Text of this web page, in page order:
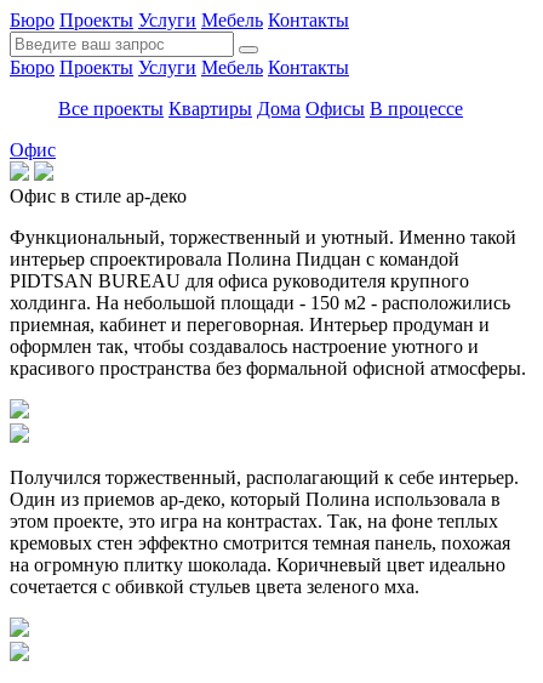
Бюро Проекты Услуги Мебель Контакты
Бюро Проекты Услуги Мебель Контакты
Все проекты Квартиры Дома Офисы В процессе
Офис
Офис в стиле ар-деко
Функциональный, торжественный и уютный. Именно такой
интерьер спроектировала Полина Пидцан с командой
PIDTSAN BUREAU для офиса руководителя крупного
холдинга. На небольшой площади - 150 м2 - расположились
приемная, кабинет и переговорная. Интерьер продуман и
оформлен так, чтобы создавалось настроение уютного и
красивого пространства без формальной офисной атмосферы.
Получился торжественный, располагающий к себе интерьер.
Один из приемов ар-деко, который Полина использовала в
этом проекте, это игра на контрастах. Так, на фоне теплых
кремовых стен эффектно смотрится темная панель, похожая
на огромную плитку шоколада. Коричневый цвет идеально
сочетается с обивкой стульев цвета зеленого мха.